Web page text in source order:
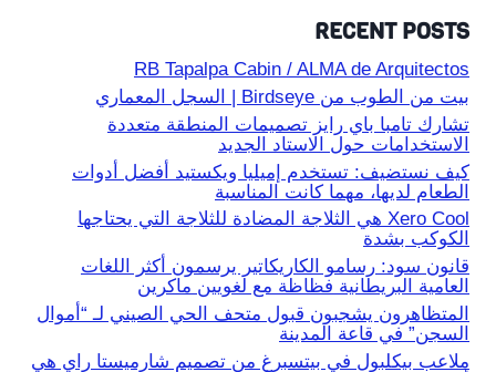
RECENT POSTS
RB Tapalpa Cabin / ALMA de Arquitectos
بيت من الطوب من Birdseye | السجل المعماري
تشارك تامبا باي رايز تصميمات المنطقة متعددة
الاستخدامات حول الاستاد الجديد
كيف نستضيف: تستخدم إميليا ويكستيد أفضل أدوات
الطعام لديها، مهما كانت المناسبة
Xero Cool هي الثلاجة المضادة للثلاجة التي يحتاجها
الكوكب بشدة
قانون سود: رسامو الكاريكاتير يرسمون أكثر اللغات
العامية البريطانية فظاظة مع لغويين ماكرين
المتظاهرون يشجبون قبول متحف الحي الصيني لـ “أموال
السجن” في قاعة المدينة
ملاعب بيكلبول في بيتسبرغ من تصميم شارميستا راي هي